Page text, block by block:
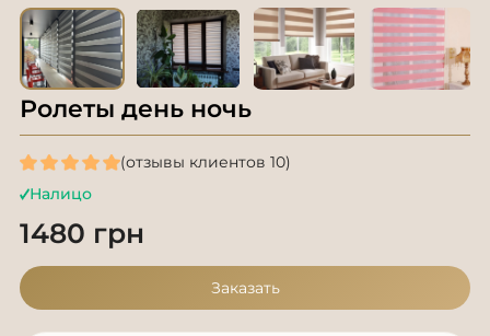
Ролеты день ночь
(отзывы клиентов 10)
Налицо
1480 грн
Заказать